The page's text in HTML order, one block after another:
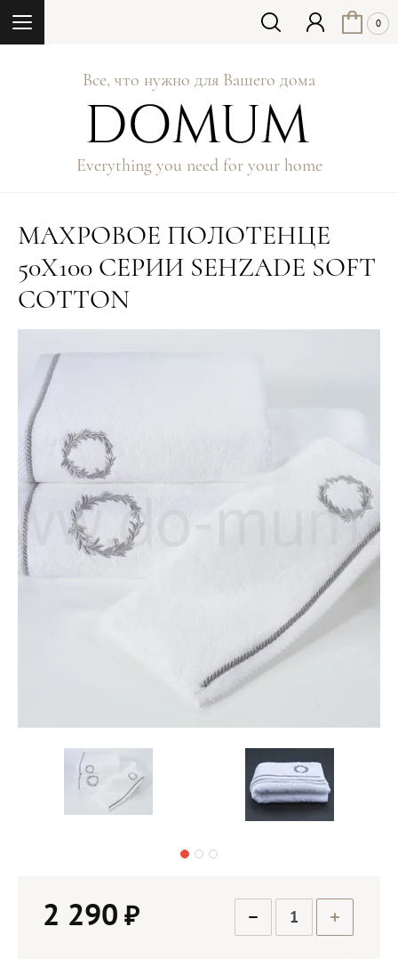
0
Кнопка
Все, что нужно для Вашего дома
Everything you need for your home
МАХРОВОЕ ПОЛОТЕНЦЕ
50Х100 СЕРИИ SEHZADE SOFT
COTTON
2 290 ₽